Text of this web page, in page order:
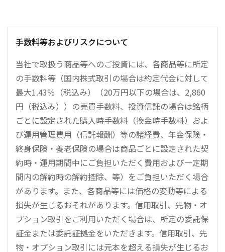
手数料等およびリスクについて
当社で取扱う商品等へのご投資には、各商品等に所定
の手数料等（国内株式取引の場合は約定代金に対して
最大1.43％（税込み）（20万円以下の場合は、2,860
円（税込み））の売買手数料、投資信託の場合は銘柄
ごとに設定された購入時手数料（換金時手数料）およ
び運用管理費用（信託報酬）等の諸経費、年金保険・
終身保険・養老保険の場合は商品ごとに設定された契
約時・運用期間中にご負担いただく費用および一定期
間内の解約時の解約控除、等）をご負担いただく場合
があります。また、各商品等には価格の変動等による
損失が生じるおそれがあります。信用取引、先物・オ
プション取引をご利用いただく場合は、所定の委託保
証金または委託証拠金をいただきます。信用取引、先
物・オプション取引には元本を超える損失が生じるお